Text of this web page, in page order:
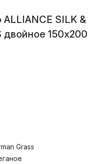
SILK &
двойное 150х200
из шелка высшего
пуха горных
Grass